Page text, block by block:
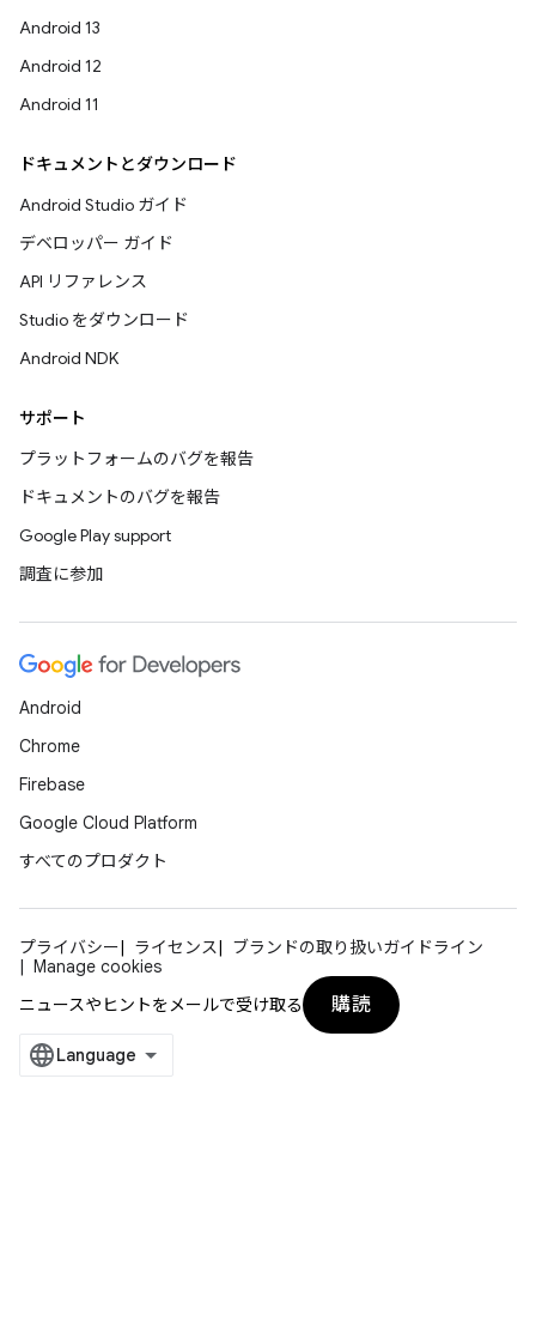
Android 13
Android 12
Android 11
ドキュメントとダウンロード
Android Studio ガイド
デベロッパー ガイド
API リファレンス
Studio をダウンロード
Android NDK
サポート
プラットフォームのバグを報告
ドキュメントのバグを報告
Google Play support
調査に参加
Android
Chrome
Firebase
Google Cloud Platform
すべてのプロダクト
プライバシー ライセンス
ブランドの取り扱いガイドライン
Manage cookies
ニュースやヒントをメールで受け取る
購読